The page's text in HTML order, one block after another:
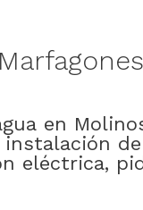
en
instalación de
eléctrica,